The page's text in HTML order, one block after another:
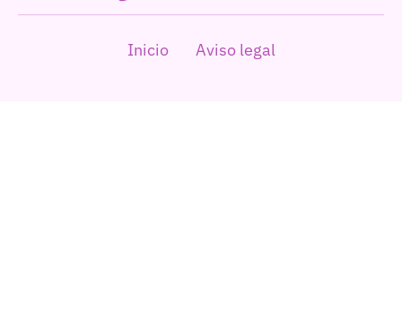
Inicio Aviso legal